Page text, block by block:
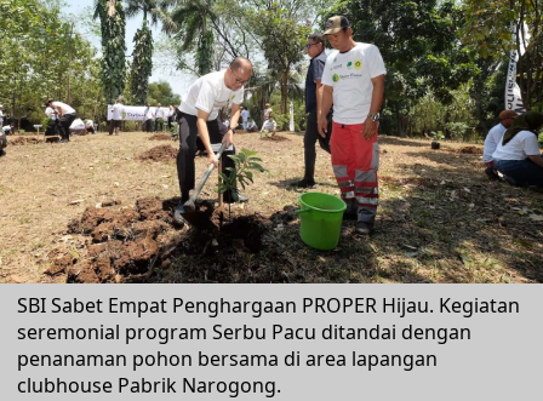
SBI Sabet Empat Penghargaan PROPER Hijau. Kegiatan
seremonial program Serbu Pacu ditandai dengan
penanaman pohon bersama di area lapangan
clubhouse Pabrik Narogong.